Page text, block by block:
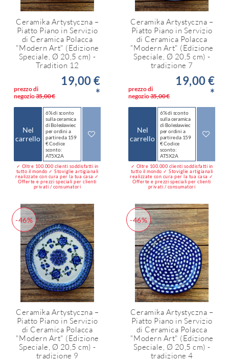
Ceramika Artystyczna –
Piatto Piano in Servizio
di Ceramica Polacca
"Modern Art" (Edizione
Speciale, Ø 20,5 cm) -
Tradition 12
prezzo di
negozio35,00 €
19,00 €
*
Nel
carrello
6% di sconto
sulla ceramica
di Bolesławiec
per ordini a
partire da 159
€ Codice
sconto:
AT5X2A
✓ Oltre 100.000 clienti soddisfatti in
tutto il mondo ✓ Stoviglie artigianali
realizzate con cura per la tua casa ✓
Offerte e prezzi speciali per clienti
privati / consumatori
Ceramika Artystyczna –
Piatto Piano in Servizio
di Ceramica Polacca
"Modern Art" (Edizione
Speciale, Ø 20,5 cm) -
tradizione 7
prezzo di
negozio35,00 €
19,00 €
*
Nel
carrello
6% di sconto
sulla ceramica
di Bolesławiec
per ordini a
partire da 159
€ Codice
sconto:
AT5X2A
✓ Oltre 100.000 clienti soddisfatti in
tutto il mondo ✓ Stoviglie artigianali
realizzate con cura per la tua casa ✓
Offerte e prezzi speciali per clienti
privati / consumatori
-46%
Ceramika Artystyczna –
Piatto Piano in Servizio
di Ceramica Polacca
"Modern Art" (Edizione
Speciale, Ø 20,5 cm) -
tradizione 9
-46%
Ceramika Artystyczna –
Piatto Piano in Servizio
di Ceramica Polacca
"Modern Art" (Edizione
Speciale, Ø 20,5 cm) -
tradizione 4